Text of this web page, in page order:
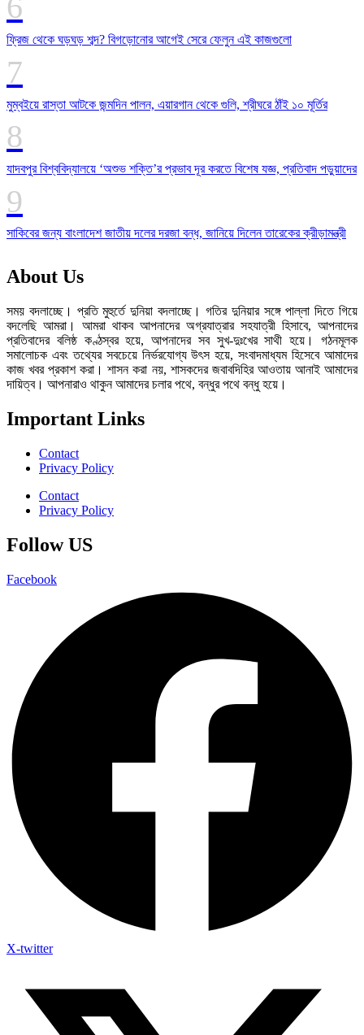
ফ্রিজ থেকে ঘড়ঘড় শব্দ? বিগড়োনোর আগেই সেরে ফেলুন এই কাজগুলো
মুম্বইয়ে রাস্তা আটকে জন্মদিন পালন, এয়ারগান থেকে গুলি, শ্রীঘরে ঠাঁই ১০ মূর্তির
যাদবপুর বিশ্ববিদ্যালয়ে ‘অশুভ শক্তি’র প্রভাব দূর করতে বিশেষ যজ্ঞ, প্রতিবাদ পড়ুয়াদের
সাকিবের জন্য বাংলাদেশ জাতীয় দলের দরজা বন্ধ, জানিয়ে দিলেন তারেকের ক্রীড়ামন্ত্রী
About Us
সময় বদলাচ্ছে। প্রতি মুহুর্তে দুনিয়া বদলাচ্ছে। গতির দুনিয়ার সঙ্গে পাল্লা দিতে গিয়ে
বদলেছি আমরা। আমরা থাকব আপনাদের অগ্রযাত্রার সহযাত্রী হিসাবে, আপনাদের
প্রতিবাদের বলিষ্ঠ কণ্ঠস্বর হয়ে, আপনাদের সব সুখ-দুঃখের সাথী হয়ে। গঠনমূলক
সমালোচক এবং তথ্যের সবচেয়ে নির্ভরযোগ্য উ‍ৎস হয়ে, সংবাদমাধ্যম হিসেবে আমাদের
কাজ খবর প্রকাশ করা। শাসন করা নয়, শাসকদের জবাবদিহির আওতায় আনাই আমাদের
দায়িত্ব। আপনারাও থাকুন আমাদের চলার পথে, বন্ধুর পথে বন্ধু হয়ে।
Important Links
Contact
Privacy Policy
Contact
Privacy Policy
Follow US
Facebook
X-twitter